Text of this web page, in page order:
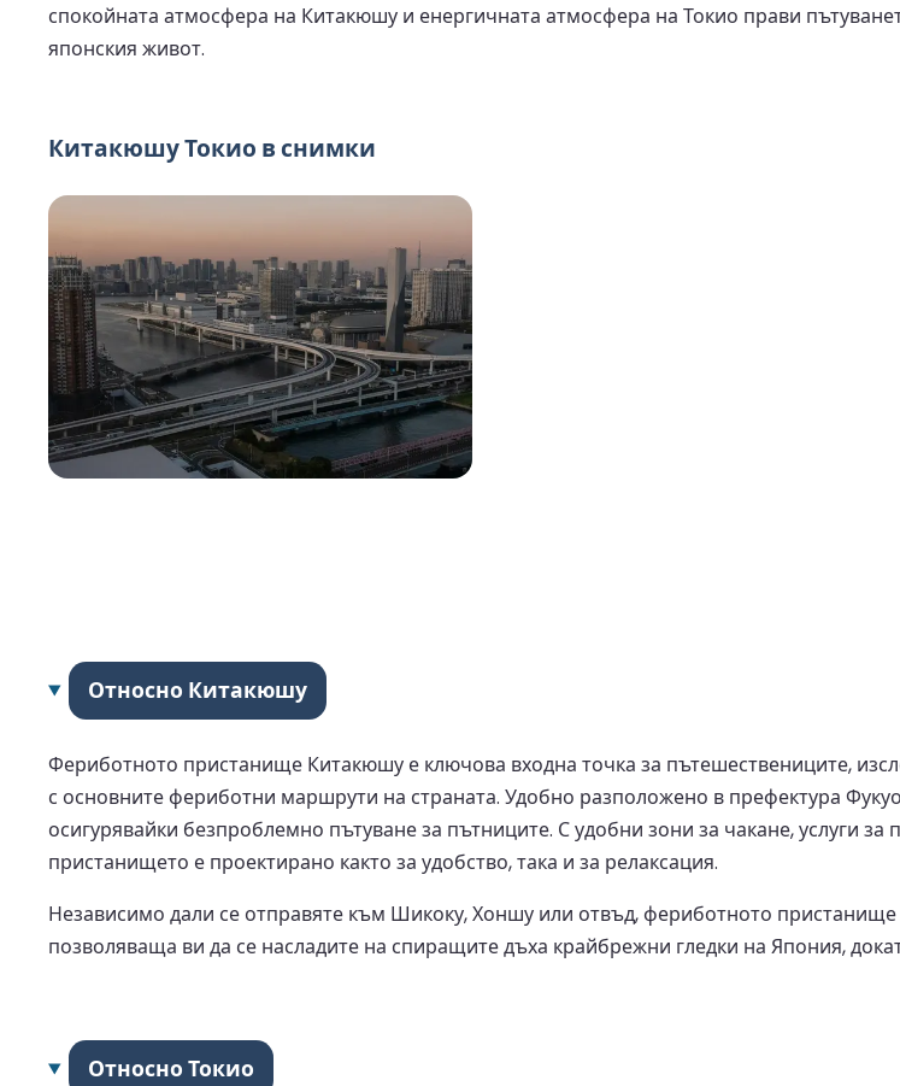
спокойната атмосфера на Китакюшу и енергичната атмосфера на Токио прави
японския живот.
Китакюшу Токио в снимки
Относно Китакюшу
Фериботното пристанище Китакюшу е ключова входна точка за пътешествениците,
с основните фериботни маршрути на страната. Удобно разположено в префектура
осигурявайки безпроблемно пътуване за пътниците. С удобни зони за чакане, услуги
пристанището е проектирано както за удобство, така и за релаксация.
Независимо дали се отправяте към Шикоку, Хоншу или отвъд, фериботното
позволяваща ви да се насладите на спиращите дъха крайбрежни гледки на Япония,
Относно Токио